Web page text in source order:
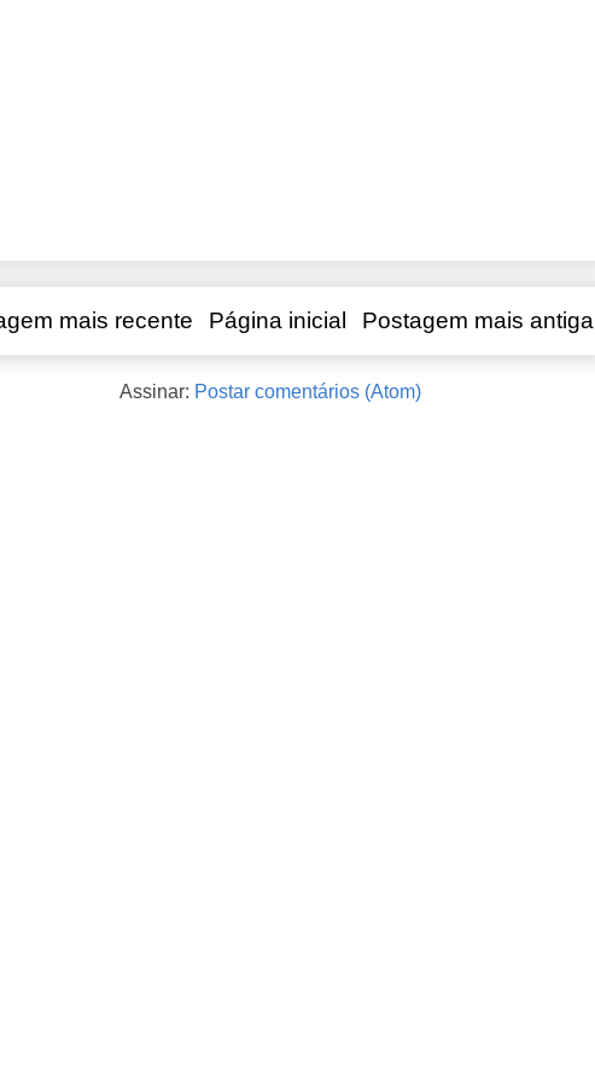
mais recente Postagem mais antiga
Página inicial
Assinar: Postar comentários (Atom)